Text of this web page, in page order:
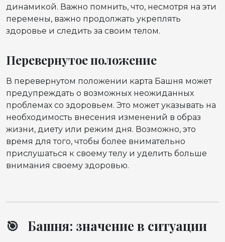
динамикой. Важно помнить, что, несмотря на эти
перемены, важно продолжать укреплять
здоровье и следить за своим телом.
Перевернутое положение
В перевернутом положении карта Башня может
предупреждать о возможных неожиданных
проблемах со здоровьем. Это может указывать на
необходимость внесения изменений в образ
жизни, диету или режим дня. Возможно, это
время для того, чтобы более внимательно
прислушаться к своему телу и уделить больше
внимания своему здоровью.
🎯 Башня: значение в ситуации